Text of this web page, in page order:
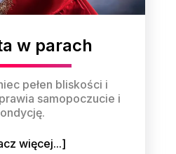
w parach
pełen bliskości i
samopoczucie i
więcej...]